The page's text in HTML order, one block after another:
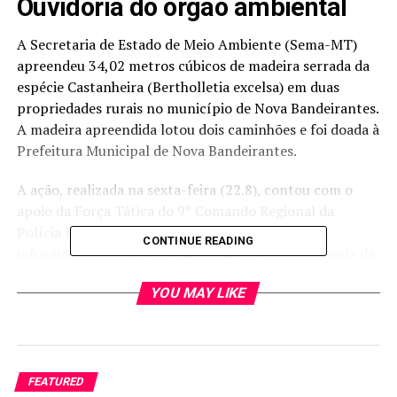
Ouvidoria do órgão ambiental
A Secretaria de Estado de Meio Ambiente (Sema-MT)
apreendeu 34,02 metros cúbicos de madeira serrada da
espécie Castanheira (Bertholletia excelsa) em duas
propriedades rurais no município de Nova Bandeirantes.
A madeira apreendida lotou dois caminhões e foi doada à
Prefeitura Municipal de Nova Bandeirantes.
A ação, realizada na sexta-feira (22.8), contou com o
Polícia Militar de Alta Floresta. De acordo com
informações da diretoria da Unidade Desconcentrada da
denúncia encaminhada à Ouvidoria do órgão ambiental e
Em uma das propriedades foi lavrado auto de infração
CONTINUE READING
YOU MAY LIKE
FEATURED